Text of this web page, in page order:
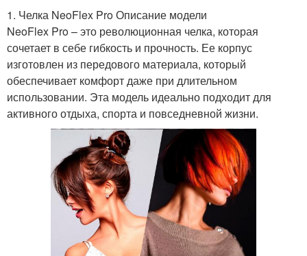
1. Челка NeoFlex Pro Описание модели
NeoFlex Pro – это революционная челка, которая
сочетает в себе гибкость и прочность. Ее корпус
изготовлен из передового материала, который
обеспечивает комфорт даже при длительном
использовании. Эта модель идеально подходит для
активного отдыха, спорта и повседневной жизни.